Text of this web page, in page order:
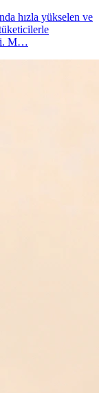
hızla yükselen ve
M…